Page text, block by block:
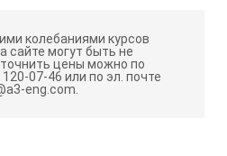
колебаниями курсов
сайте могут быть не
цены можно по
07-46 или по эл. почте
eng.com.